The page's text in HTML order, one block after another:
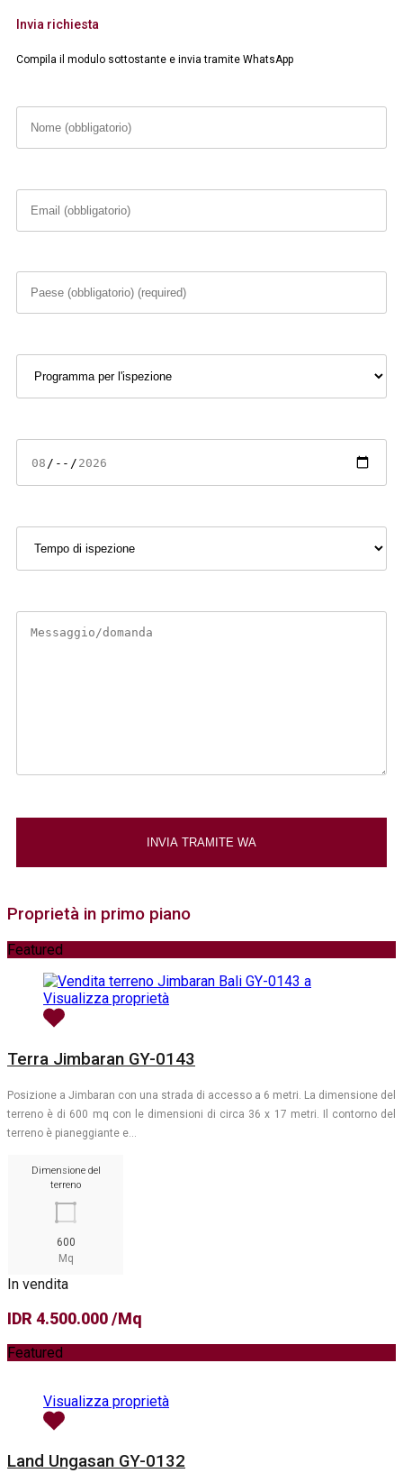
Invia richiesta
Compila il modulo sottostante e invia tramite WhatsApp
Proprietà in primo piano
Featured
Visualizza proprietà
Terra Jimbaran GY-0143
Posizione a Jimbaran con una strada di accesso a 6 metri. La dimensione del
terreno è di 600 mq con le dimensioni di circa 36 x 17 metri. Il contorno del
terreno è pianeggiante e…
Dimensione del
terreno
600
Mq
In vendita
IDR 4.500.000 /Mq
Featured
Visualizza proprietà
Land Ungasan GY-0132